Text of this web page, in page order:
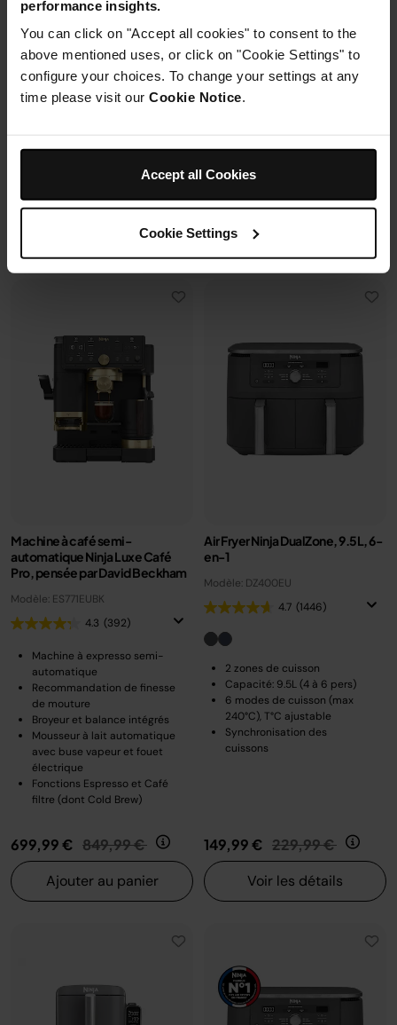
performance insights.
You can click on "Accept all cookies" to consent to the
above mentioned uses, or click on "Cookie Settings" to
configure your choices. To change your settings at any
time please visit our Cookie Notice.
Accept all Cookies
Cookie Settings
Housse de protection offerte* avec
ce four à pizza.En savoir plus
259,99 €-289,99 €
Prix le + bas sur 30j
Voir les détails
+2 couvercles
4 modes de cuisson
Préparez, cuisinez, conservez
avec un même récipient.
Modulaire, compact, facile à
119,99 € Prix réduit de
179,99 €au
109,99 €
Voir les détails
Machine à café semi-
automatique Ninja Luxe Café
Pro, pensée par David Beckham
Modèle: ES771EUBK
4.3 (392)
Machine à expresso semi-
automatique
Recommandation de finesse
de mouture
Broyeur et balance intégrés
Mousseur à lait automatique
avec buse vapeur et fouet
électrique
Fonctions Espresso et Café
filtre (dont Cold Brew)
699,99 € Prix réduit de
849,99 € au
Ajouter au panier
Air Fryer Ninja DualZone, 9.5L, 6-
en-1
Modèle: DZ400EU
4.7 (1446)
2 zones de cuisson
Capacité: 9.5L (4 à 6 pers)
6 modes de cuisson (max
240°C), T°C ajustable
Synchronisation des
cuissons
149,99 € Prix réduit de
229,99 € au
Voir les détails